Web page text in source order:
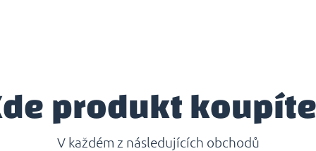
produkt
V každém z následujících obchodů